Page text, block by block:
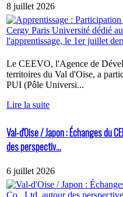
8 juillet 2026
Le CEEVO, l'Agence de
territoires du Val d'Oise, a
PUI (Pôle Universi...
Lire la suite
Val-d'Oise / Japon : Échanges du
des perspectiv...
6 juillet 2026